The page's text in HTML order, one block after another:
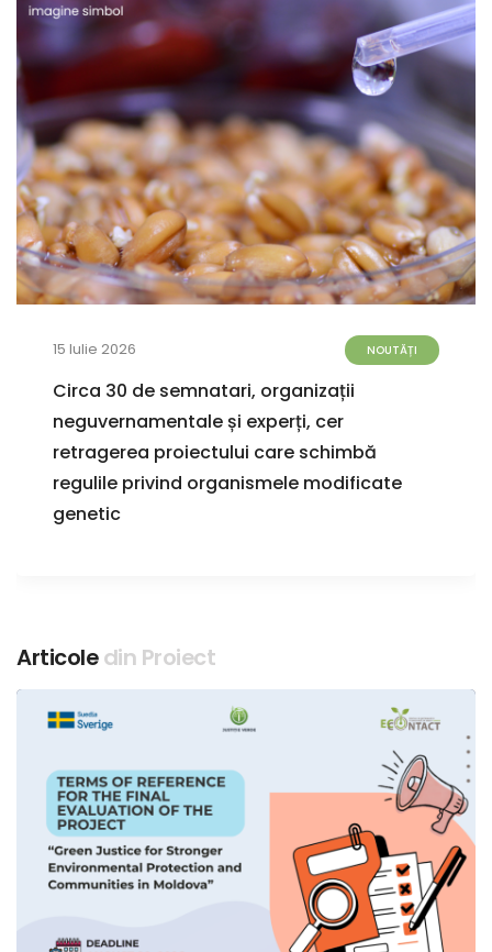
15 Iulie 2026 NOUTĂȚI
Circa 30 de semnatari, organizații
neguvernamentale și experți, cer
retragerea proiectului care schimbă
regulile privind organismele modificate
genetic
Articoledin Proiect